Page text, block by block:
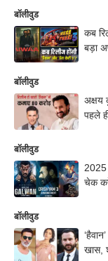
बॉलीवुड
कब
बड़ा
बॉलीवुड
अक्षय
पहले
बॉलीवुड
2025
चेक
बॉलीवुड
खास,